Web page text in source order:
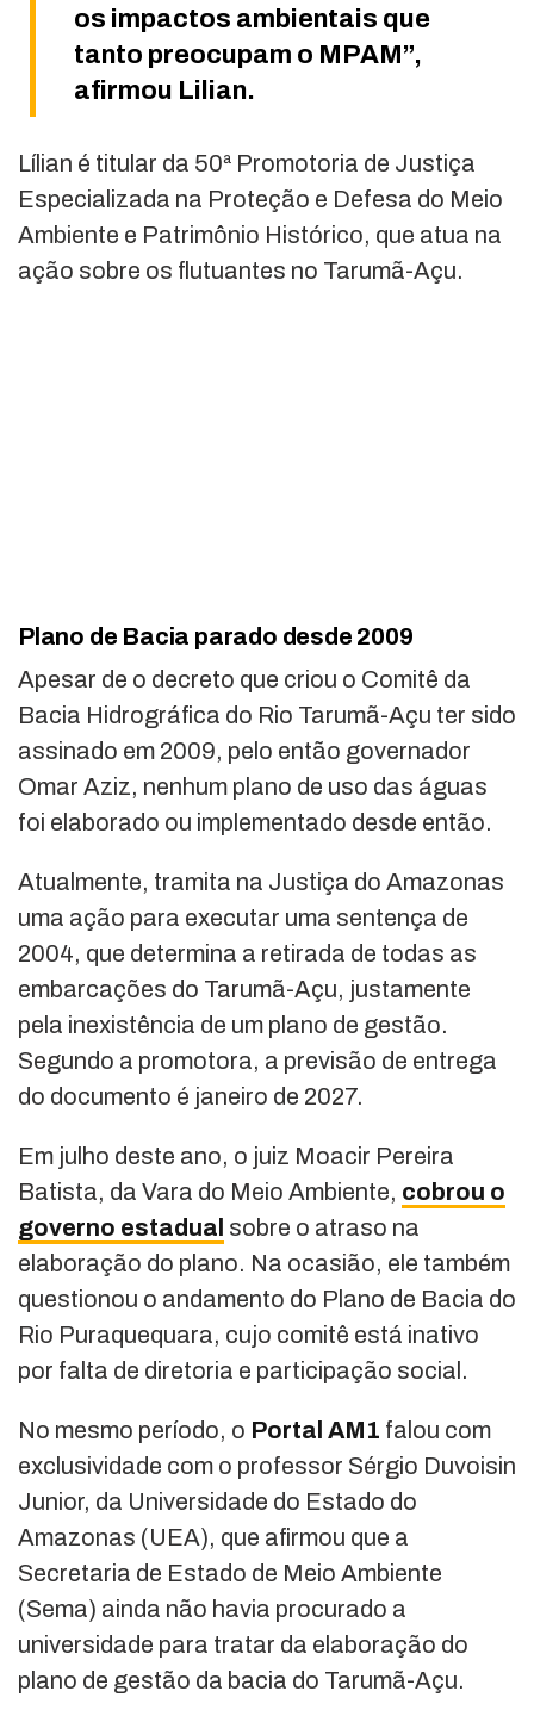
os impactos ambientais que
tanto preocupam o MPAM”,
afirmou Lilian.
Lílian é titular da 50ª Promotoria de Justiça
Especializada na Proteção e Defesa do Meio
Ambiente e Patrimônio Histórico, que atua na
ação sobre os flutuantes no Tarumã-Açu.
Plano de Bacia parado desde 2009
Apesar de o decreto que criou o Comitê da
Bacia Hidrográfica do Rio Tarumã-Açu ter sido
assinado em 2009, pelo então governador
Omar Aziz, nenhum plano de uso das águas
foi elaborado ou implementado desde então.
Atualmente, tramita na Justiça do Amazonas
uma ação para executar uma sentença de
2004, que determina a retirada de todas as
embarcações do Tarumã-Açu, justamente
pela inexistência de um plano de gestão.
Segundo a promotora, a previsão de entrega
do documento é janeiro de 2027.
Em julho deste ano, o juiz Moacir Pereira
Batista, da Vara do Meio Ambiente, cobrou o
governo estadual sobre o atraso na
elaboração do plano. Na ocasião, ele também
questionou o andamento do Plano de Bacia do
Rio Puraquequara, cujo comitê está inativo
por falta de diretoria e participação social.
No mesmo período, o Portal AM1 falou com
exclusividade com o professor Sérgio Duvoisin
Junior, da Universidade do Estado do
Amazonas (UEA), que afirmou que a
Secretaria de Estado de Meio Ambiente
(Sema) ainda não havia procurado a
universidade para tratar da elaboração do
plano de gestão da bacia do Tarumã-Açu.